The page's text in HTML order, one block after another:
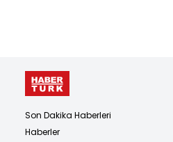
Son Dakika Haberleri
Haberler